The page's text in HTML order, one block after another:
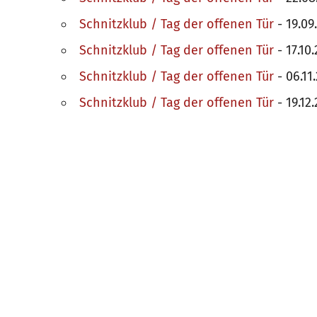
Schnitzklub / Tag der offenen Tür -
Schnitzklub / Tag der offenen Tür -
Schnitzklub / Tag der offenen Tür -
Schnitzklub / Tag der offenen Tür -